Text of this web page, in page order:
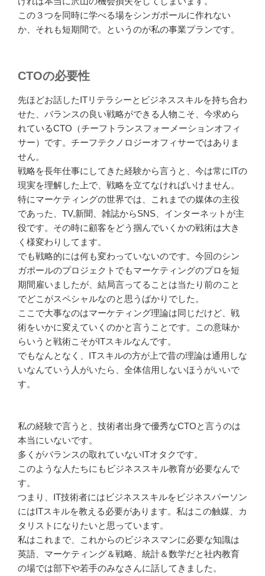
この３つを同時に学べる場をシンガポールに作れない
か、それも短期間で。というのが私の事業プランです。
CTOの必要性
先ほどお話したITリテラシーとビジネススキルを持ち合わ
せた、バランスの良い戦略ができる人物こそ、今求めら
れているCTO（チーフトランスフォーメーションオフィ
サー）です。チーフテクノロジーオフィサーではありま
せん。
戦略を長年仕事にしてきた経験から言うと、今は常にITの
現実を理解した上で、戦略を立てなければいけません。
特にマーケティングの世界では、これまでの媒体の主役
であった、TV,新聞、雑誌からSNS、インターネットが主
役です。その時に顧客をどう掴んでいくかの戦術は大き
く様変わりしてます。
でも戦略的には何も変わっていないのです。今回のシン
ガポールのプロジェクトでもマーケティングのプロを短
期間雇いましたが、結局言ってることは当たり前のこと
でどこがスペシャルなのと思うばかりでした。
ここで大事なのはマーケティング理論は同じだけど、戦
術をいかに変えていくのかと言うことです。この意味か
らいうと戦術こそがITスキルなんです。
でもなんとなく、ITスキルの方が上で昔の理論は通用しな
いなんていう人がいたら、全体信用しないほうがいいで
す。
私の経験で言うと、技術者出身で優秀なCTOと言うのは
本当にいないです。
多くがバランスの取れていないITオタクです。
このような人たちにもビジネススキル教育が必要なんで
す。
つまり、IT技術者にはビジネススキルをビジネスパーソン
にはITスキルを教える必要があります。私はこの触媒、カ
タリストになりたいと思っています。
私はこれまで、これからのビジネスマンに必要な知識は
英語、マーケティング＆戦略、統計＆数学だと社内教育
の場では部下や若手のみなさんに話してきました。